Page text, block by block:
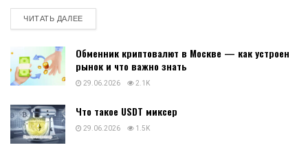
ЧИТАТЬ ДАЛЕЕDETAILS
Обменник криптовалют в Москве — как устроен
рынок и что важно знать
29.06.2026 2.1K
Что такое USDT миксер
29.06.2026 1.5K